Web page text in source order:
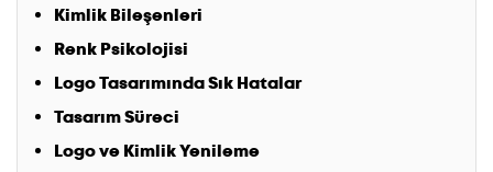
Kimlik Bileşenleri
Renk Psikolojisi
Logo Tasarımında Sık Hatalar
Tasarım Süreci
Logo ve Kimlik Yenileme